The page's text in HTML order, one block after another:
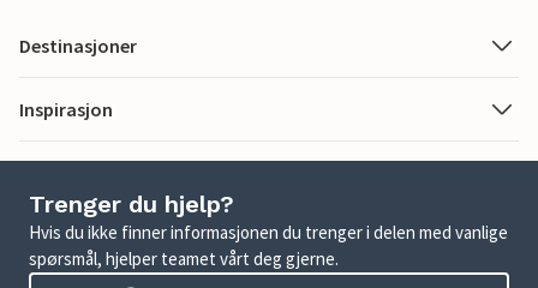
Destinasjoner
Inspirasjon
Trenger du hjelp?
Hvis du ikke finner informasjonen du trenger i delen med vanlige
spørsmål, hjelper teamet vårt deg gjerne.